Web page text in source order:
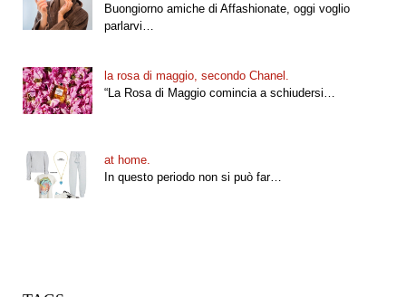
Buongiorno amiche di Affashionate, oggi voglio
parlarvi…
la rosa di maggio, secondo Chanel.
“La Rosa di Maggio comincia a schiudersi…
at home.
In questo periodo non si può far…